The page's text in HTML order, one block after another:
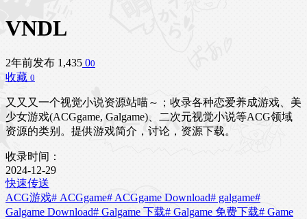
VNDL
2年前发布 1,435 00
收藏 0
又又又一个视觉小说资源站喵～；收录各种恋爱养成游戏、美
少女游戏(ACGgame, Galgame)、二次元视觉小说等ACG领域
资源的类别。提供游戏简介，讨论，资源下载。
收录时间：
2024-12-29
快速传送
ACG游戏# ACGgame# ACGgame Download# galgame#
Galgame Download# Galgame 下载# Galgame 免费下载# Game